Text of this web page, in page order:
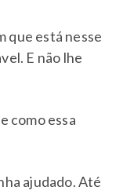
que está nesse
E não lhe
como essa
ajudado. Até